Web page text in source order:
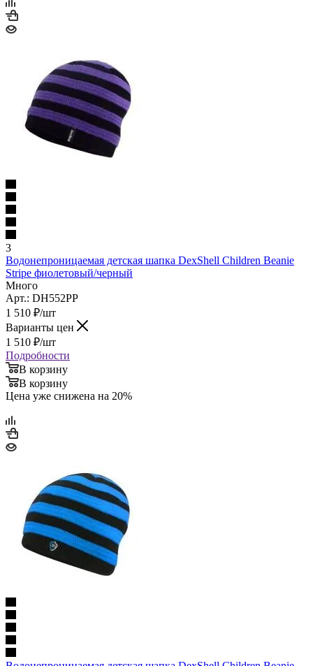
3
Водонепроницаемая детская шапка DexShell Children Beanie
Stripe фиолетовый/черный
Много
Арт.: DH552PP
1 510 ₽/шт
Варианты цен
1 510 ₽/шт
Подробности
В корзину
В корзину
Цена уже снижена на 20%